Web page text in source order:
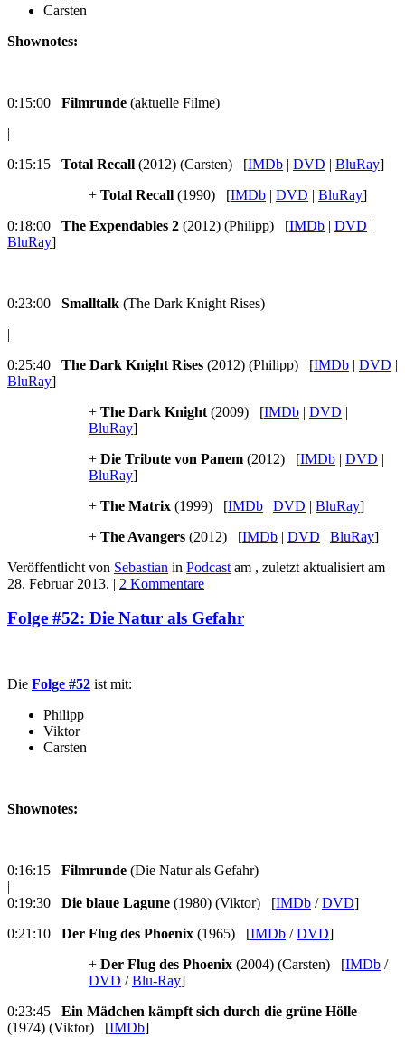
Carsten
Shownotes:
0:15:00 Filmrunde (aktuelle Filme)
|
0:15:15 Total Recall (2012) (Carsten) [IMDb | DVD | BluRay]
+ Total Recall (1990) [IMDb | DVD | BluRay]
0:18:00 The Expendables 2 (2012) (Philipp) [IMDb | DVD |
BluRay]
0:23:00 Smalltalk (The Dark Knight Rises)
|
0:25:40
The Dark Knight Rises (2012) (Philipp) [IMDb | DVD |
BluRay]
+ The Dark Knight (2009) [IMDb | DVD |
BluRay]
+ Die Tribute von Panem (2012) [IMDb | DVD |
BluRay]
+ The Matrix (1999) [IMDb | DVD | BluRay]
+ The Avangers (2012) [IMDb | DVD | BluRay]
Veröffentlicht von Sebastian in Podcast am , zuletzt aktualisiert am
28. Februar 2013. | 2 Kommentare
Folge #52: Die Natur als Gefahr
Die Folge #52 ist mit:
Philipp
Viktor
Carsten
Shownotes:
0:16:15 Filmrunde (Die Natur als Gefahr)
|
0:19:30 Die blaue Lagune (1980) (Viktor) [IMDb /DVD]
0:21:10 Der Flug des Phoenix (1965) [IMDb /DVD]
+ Der Flug des Phoenix (2004) (Carsten) [IMDb /
DVD /Blu-Ray]
0:23:45 Ein Mädchen kämpft sich durch die grüne Hölle
(1974) (Viktor) [IMDb]